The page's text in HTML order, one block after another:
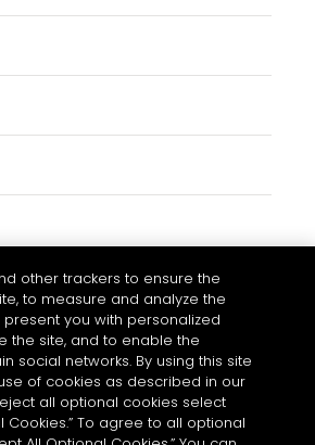
知
other trackers to ensure the
to measure and analyze the
present you with personalized
the site, and to enable the
social networks. By using this site
of cookies as described in our
all optional cookies select
Cookies.” To agree to all optional